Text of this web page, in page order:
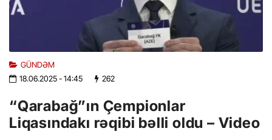
GÜNDƏM
18.06.2025- 14:45 262
“Qarabağ”ın Çempionlar
Liqasındakı rəqibi bəlli oldu – Video